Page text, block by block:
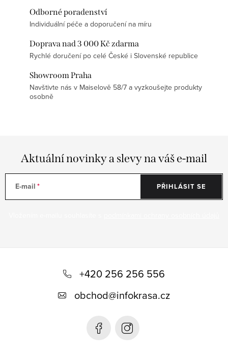
Odborné poradenství
Individuální péče a doporučení na míru
Doprava nad 3 000 Kč zdarma
Rychlé doručení po celé České i Slovenské republice
Showroom Praha
Navštivte nás v Maiselově 58/7 a vyzkoušejte produkty
osobně
Aktuální novinky a slevy na váš e-mail
E-mail PŘIHLÁSIT SE
+420 256 256 556
obchod@infokrasa.cz